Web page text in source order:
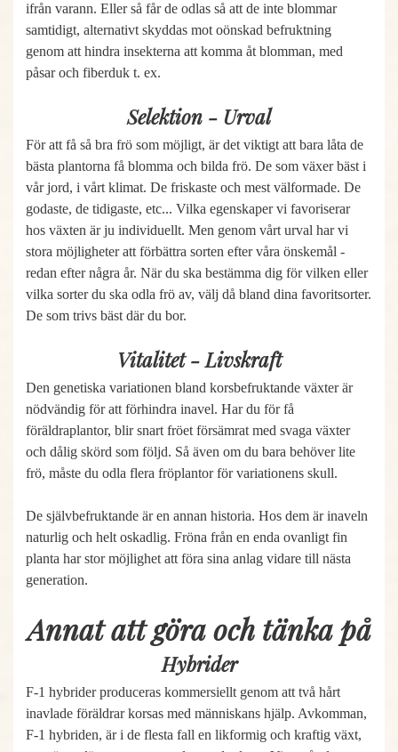
ifrån varann. Eller så får de odlas så att de inte blommar
samtidigt, alternativt skyddas mot oönskad befruktning
genom att hindra insekterna att komma åt blomman, med
påsar och fiberduk t. ex.
Selektion - Urval
För att få så bra frö som möjligt, är det viktigt att bara låta de
bästa plantorna få blomma och bilda frö. De som växer bäst i
vår jord, i vårt klimat. De friskaste och mest välformade. De
godaste, de tidigaste, etc... Vilka egenskaper vi favoriserar
hos växten är ju individuellt. Men genom vårt urval har vi
stora möjligheter att förbättra sorten efter våra önskemål -
redan efter några år. När du ska bestämma dig för vilken eller
vilka sorter du ska odla frö av, välj då bland dina favoritsorter.
De som trivs bäst där du bor.
Vitalitet - Livskraft
Den genetiska variationen bland korsbefruktande växter är
nödvändig för att förhindra inavel. Har du för få
föräldraplantor, blir snart fröet försämrat med svaga växter
och dålig skörd som följd. Så även om du bara behöver lite
frö, måste du odla flera fröplantor för variationens skull.
De självbefruktande är en annan historia. Hos dem är inaveln
naturlig och helt oskadlig. Fröna från en enda ovanligt fin
planta har stor möjlighet att föra sina anlag vidare till nästa
generation.
Annat att göra och tänka på
Hybrider
F-1 hybrider produceras kommersiellt genom att två hårt
inavlade föräldrar korsas med människans hjälp. Avkomman,
F-1 hybriden, är i de flesta fall en likformig och kraftig växt,